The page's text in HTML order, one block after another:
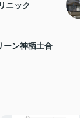
ニック
ーン神栖土合